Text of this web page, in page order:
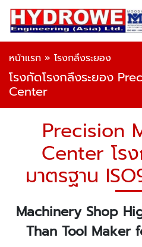
หน้าแรก » โรงกลึงระยอง
โรงกัดโรงกลึงระยอง
Center
Precision
Center โร
มาตรฐาน
Machinery Shop
Than Tool Maker